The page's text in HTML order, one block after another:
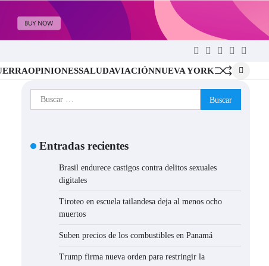
Twitter
Facebook
LinkedIn
Instagram
OPINIONESSALUDAVIACIÓNNUEVA YORK
Buscar:
Entradas recientes
Brasil endurece castigos contra delitos sexuales
digitales
Tiroteo en escuela tailandesa deja al menos ocho
muertos
Suben precios de los combustibles en Panamá
Trump firma nueva orden para restringir la